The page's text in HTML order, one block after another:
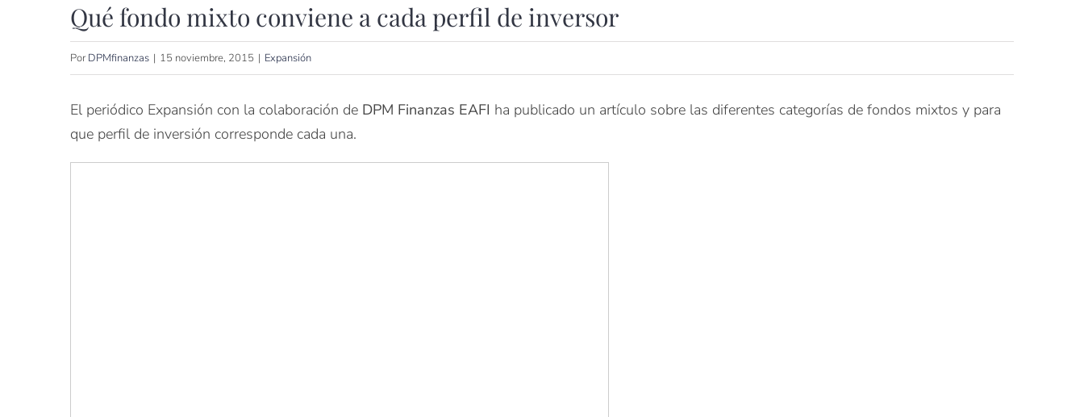
Qué fondo mixto conviene a cada perfil de inversor
PorDPMfinanzas | 15 noviembre, 2015 | Expansión
El periódico Expansión con la colaboración de DPM Finanzas EAFI ha publicado un artículo sobre las diferentes categorías de fondos mixtos y para
que perfil de inversión corresponde cada una.